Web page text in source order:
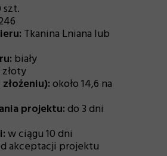
szt.
Tkanina Lniana lub
biały
złoty
około 14,6 na
projektu:do 3 dni
w ciągu 10 dni
akceptacji projektu